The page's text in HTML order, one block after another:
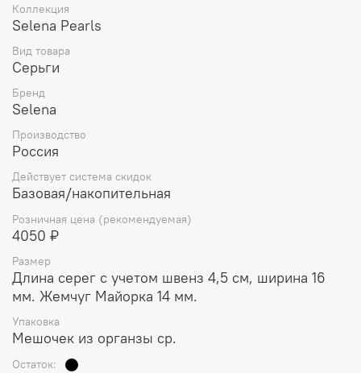
Коллекция
Selena Pearls
Вид товара
Серьги
Бренд
Selena
Производство
Россия
Действует система скидок
Базовая/накопительная
Розничная цена (рекомендуемая)
4050 ₽
Размер
Длина серег с учетом швенз 4,5 см, ширина 16
мм. Жемчуг Майорка 14 мм.
Упаковка
Мешочек из органзы ср.
Остаток: